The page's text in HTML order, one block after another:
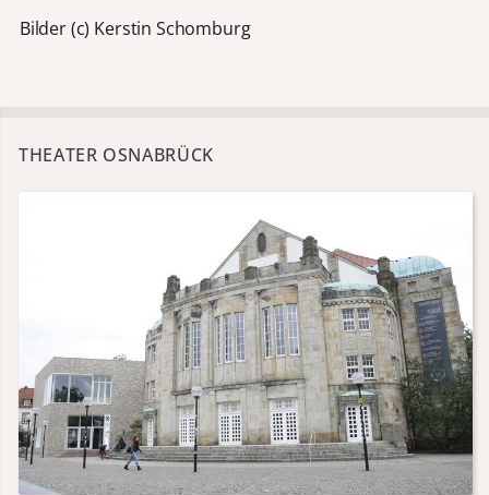
Bilder (c) Kerstin Schomburg
THEATER OSNABRÜCK